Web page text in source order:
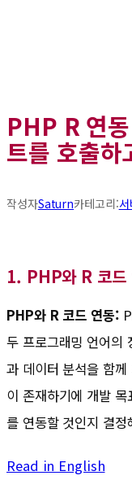
PHP R 연
트를 호출하
작성자Saturn카테고리:서
1. PHP와 R 코드
PHP와 R 코드 연동:
두 프로그래밍 언어의
과 데이터 분석을 함
이 존재하기에 개발
를 연동할 것인지 결정
Read in English